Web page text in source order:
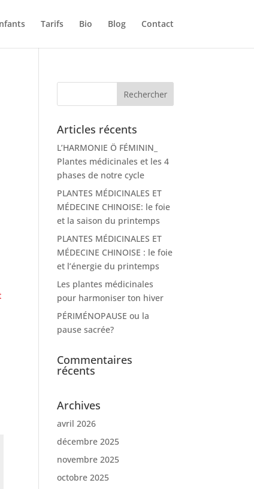
Tarifs Bio Blog Contact
Articles récents
L’HARMONIE Ö FÉMININ_
Plantes médicinales et les 4
phases de notre cycle
PLANTES MÉDICINALES ET
MÉDECINE CHINOISE: le foie
et la saison du printemps
PLANTES MÉDICINALES ET
MÉDECINE CHINOISE : le foie
et l’énergie du printemps
Les plantes médicinales
pour harmoniser ton hiver
PÉRIMÉNOPAUSE ou la
pause sacrée?
Commentaires
récents
Archives
avril 2026
décembre 2025
novembre 2025
octobre 2025